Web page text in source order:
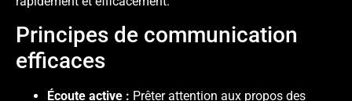
Principes de communication
efficaces
Écoute active : Prêter attention aux propos des